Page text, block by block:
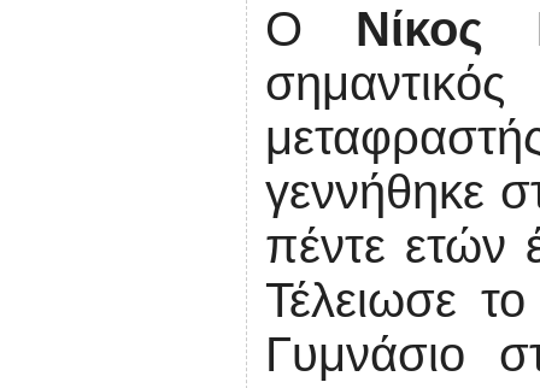
Ο Νίκος
γεννήθηκε
πέντε ετών
Τέλειωσε
Γυμνάσιο